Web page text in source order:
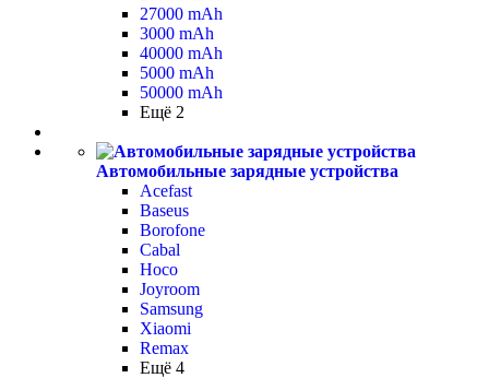
27000 mAh
3000 mAh
40000 mAh
5000 mAh
50000 mAh
Ещё 2
Автомобильные зарядные устройства
Acefast
Baseus
Borofone
Cabal
Hoco
Joyroom
Samsung
Xiaomi
Remax
Ещё 4